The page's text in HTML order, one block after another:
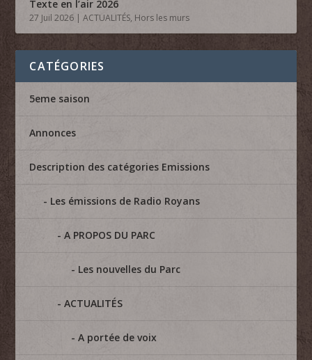
Texte en l’air 2026
27 Juil 2026 |ACTUALITÉS, Hors les murs
CATÉGORIES
5eme saison
Annonces
Description des catégories Emissions
Les émissions de Radio Royans
A PROPOS DU PARC
Les nouvelles du Parc
ACTUALITÉS
A portée de voix